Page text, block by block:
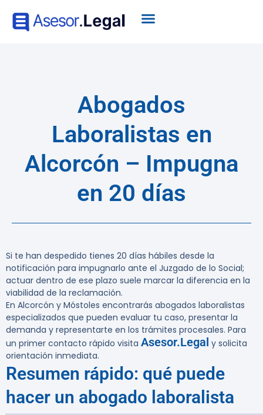
Abogados
Laboralistas en
Alcorcón – Impugna
en 20 días
Si te han despedido tienes 20 días hábiles desde la
notificación para impugnarlo ante el Juzgado de lo Social;
actuar dentro de ese plazo suele marcar la diferencia en la
viabilidad de la reclamación.
En Alcorcón y Móstoles encontrarás abogados laboralistas
especializados que pueden evaluar tu caso, presentar la
demanda y representarte en los trámites procesales. Para
un primer contacto rápido visita Asesor.Legal y solicita
orientación inmediata.
Resumen rápido: qué puede
hacer un abogado laboralista